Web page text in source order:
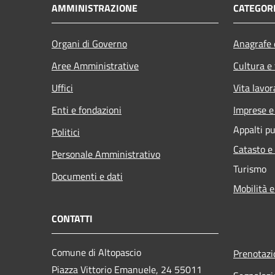
AMMINISTRAZIONE
Organi di Governo
Aree Amministrative
Uffici
Enti e fondazioni
Politici
Personale Amministrativo
Documenti e dati
Cultura
Vita
Imprese
Appalti
Catasto
Turismo
Mobilità
CONTATTI
Comune di Altopascio
Piazza Vittorio Emanuele, 24 55011